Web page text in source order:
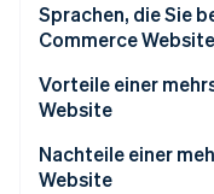
Stripe-
Marktskalierung
Commerce
Anstieg des
Sprachen, die Sie
Commerce
Englisch
Koreanisch
Vorteile einer
Website
Erweiterte
Umsatz
Nachteile einer
Website